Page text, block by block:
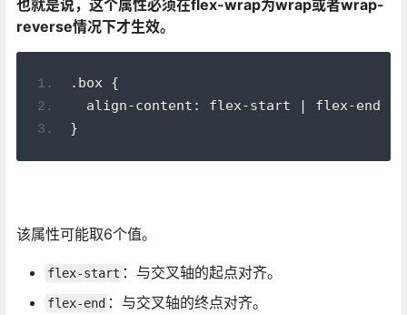
也就是说，这个属性必须在flex-wrap为wrap或者wrap-
reverse情况下才生效。
.box {
align-content: flex-start | flex-end
}
该属性可能取6个值。
flex-start ：与交叉轴的起点对齐。
flex-end ：与交叉轴的终点对齐。